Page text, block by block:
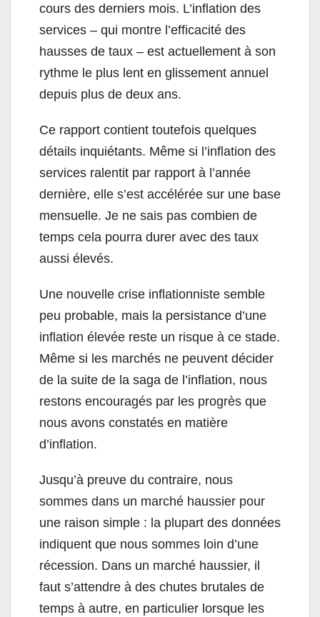
cours des derniers mois. L’inflation des
services – qui montre l’efficacité des
hausses de taux – est actuellement à son
rythme le plus lent en glissement annuel
depuis plus de deux ans.
Ce rapport contient toutefois quelques
détails inquiétants. Même si l’inflation des
services ralentit par rapport à l’année
dernière, elle s’est accélérée sur une base
mensuelle. Je ne sais pas combien de
temps cela pourra durer avec des taux
aussi élevés.
Une nouvelle crise inflationniste semble
peu probable, mais la persistance d’une
inflation élevée reste un risque à ce stade.
Même si les marchés ne peuvent décider
de la suite de la saga de l’inflation, nous
restons encouragés par les progrès que
nous avons constatés en matière
d’inflation.
Jusqu’à preuve du contraire, nous
sommes dans un marché haussier pour
une raison simple : la plupart des données
indiquent que nous sommes loin d’une
récession. Dans un marché haussier, il
faut s’attendre à des chutes brutales de
temps à autre, en particulier lorsque les